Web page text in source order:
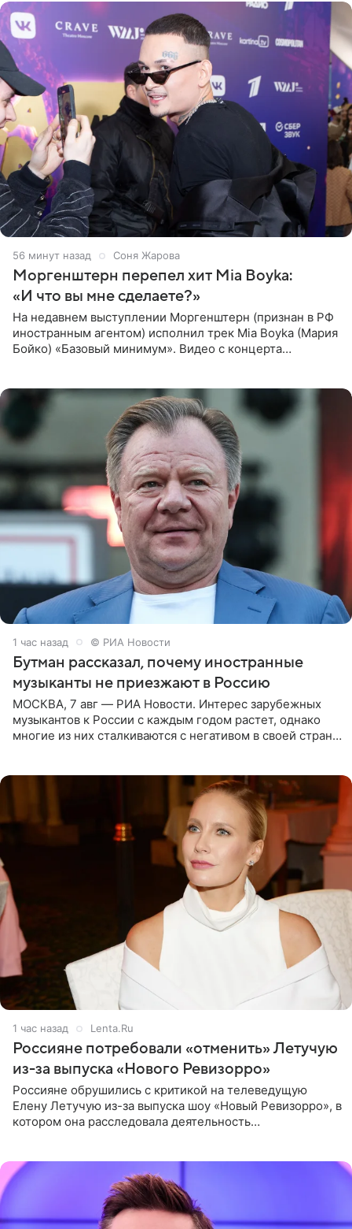
56 минут назад Соня Жарова
Моргенштерн перепел хит Mia Boyka:
«И что вы мне сделаете?»
На недавнем выступлении Моргенштерн (признан в РФ
иностранным агентом) исполнил трек Mia Boyka (Мария
Бойко) «Базовый минимум». Видео с концерта
1 час назад © РИА Новости
Бутман рассказал, почему иностранные
музыканты не приезжают в Россию
МОСКВА, 7 авг — РИА Новости. Интерес зарубежных
музыкантов к России с каждым годом растет, однако
многие из них сталкиваются с негативом в своей стране
1 час назад Lenta.Ru
Россияне потребовали «отменить» Летучую
из-за выпуска «Нового Ревизорро»
Россияне обрушились с критикой на телеведущую
Елену Летучую из-за выпуска шоу «Новый Ревизорро», в
котором она расследовала деятельность